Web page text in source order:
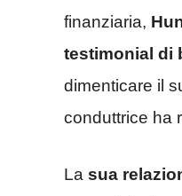
finanziaria,
testimonial di
dimenticare il
conduttrice ha
La sua